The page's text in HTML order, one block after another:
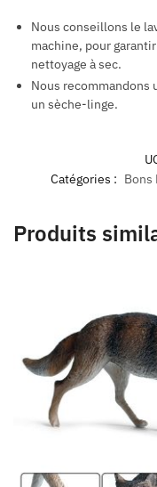
Nous conseillons le
machine, pour
nettoyage à sec.
Nous recommandons
un sèche-linge.
Catégories : Bons
Produits